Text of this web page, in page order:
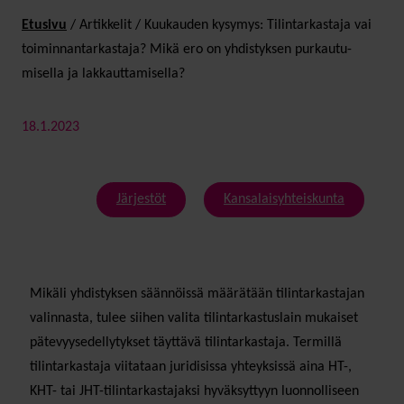
Etusivu / Artikkelit / Kuukauden kysymys: Tilin­tarkastaja vai
toiminnan­tarkastaja? Mikä ero on yhdistyksen purkautu­
misella ja lakkautta­misella?
18.1.2023
Järjestöt Kansalaisyhteiskunta
Mikäli yhdistyksen säännöissä määrätään tilintarkastajan
valinnasta, tulee siihen valita tilintarkastuslain mukaiset
pätevyysedellytykset täyttävä tilintarkastaja. Termillä
tilintarkastaja viitataan juridisissa yhteyksissä aina HT-,
KHT- tai JHT-tilintarkastajaksi hyväksyttyyn luonnolliseen